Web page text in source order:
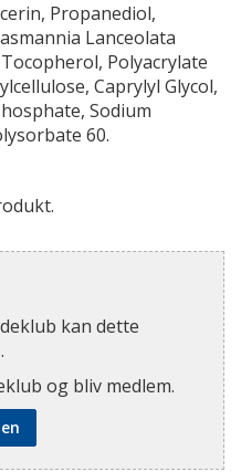
Propanediol,
Lanceolata
Polyacrylate
Caprylyl Glycol,
Sodium
60.
kan dette
og bliv medlem.